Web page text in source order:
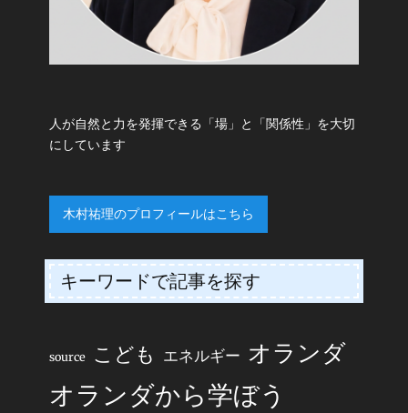
人が自然と力を発揮できる「場」と「関係性」を大切
にしています
木村祐理のプロフィールはこちら
キーワードで記事を探す
source こども エネルギー オランダ
オランダから学ぼう